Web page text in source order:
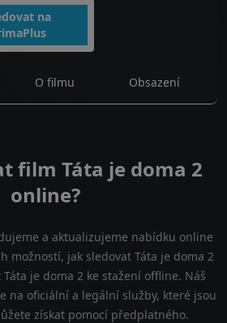
na
O filmu Obsazení
film Táta je doma 2
online?
a aktualizujeme nabídku online
možností, jak sledovat Táta je doma 2
je doma 2 ke stažení offline. Náš
na oficiální a legální služby, které jsou
získat pomocí předplatného.